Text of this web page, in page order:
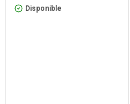
Disponible